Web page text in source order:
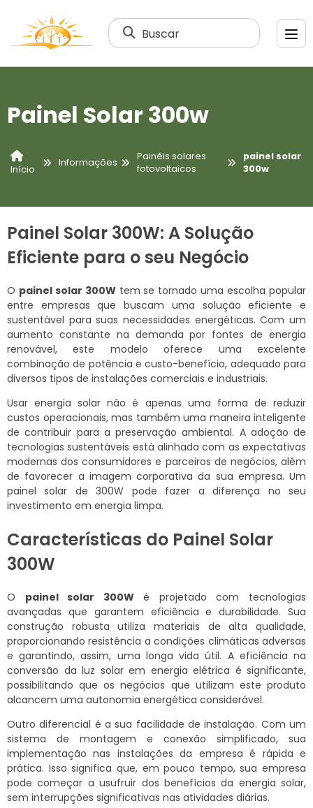
Buscar
Painel Solar 300w
Início
Informações
Painéis solares
fotovoltaicos
painel solar
300w
Painel Solar 300W: A Solução
Eficiente para o seu Negócio
O painel solar 300Wtem se tornado uma escolha popular
entre empresas que buscam uma solução eficiente e
sustentável para suas necessidades energéticas. Com um
aumento constante na demanda por fontes de energia
renovável, este modelo oferece uma excelente
combinação de potência e custo-benefício, adequado para
diversos tipos de instalações comerciais e industriais.
Usar energia solar não é apenas uma forma de reduzir
custos operacionais, mas também uma maneira inteligente
de contribuir para a preservação ambiental. A adoção de
tecnologias sustentáveis está alinhada com as expectativas
modernas dos consumidores e parceiros de negócios, além
de favorecer a imagem corporativa da sua empresa. Um
painel solar de 300W pode fazer a diferença no seu
investimento em energia limpa.
Características do Painel Solar
300W
O painel solar 300Wé projetado com tecnologias
avançadas que garantem eficiência e durabilidade. Sua
construção robusta utiliza materiais de alta qualidade,
proporcionando resistência a condições climáticas adversas
e garantindo, assim, uma longa vida útil. A eficiência na
conversão da luz solar em energia elétrica é significante,
possibilitando que os negócios que utilizam este produto
alcancem uma autonomia energética considerável.
Outro diferencial é a sua facilidade de instalação. Com um
sistema de montagem e conexão simplificado, sua
implementação nas instalações da empresa é rápida e
prática. Isso significa que, em pouco tempo, sua empresa
pode começar a usufruir dos benefícios da energia solar,
sem interrupções significativas nas atividades diárias.